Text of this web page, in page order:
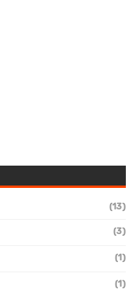
(13)
(3)
(1)
(1)